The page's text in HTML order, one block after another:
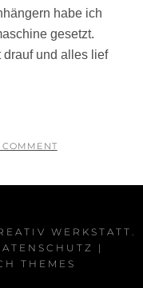
habe ich
gesetzt.
drauf und alles lief
COMMENT
WERKSTATT.
|
THEMES